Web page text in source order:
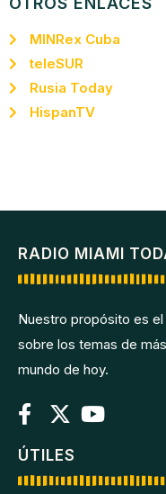
MINRex Cuba
teleSUR
Rusia Today
HispanTV
RADIO MIAMI
Nuestro propósito es
sobre los temas de
mundo de hoy.
ÚTILES